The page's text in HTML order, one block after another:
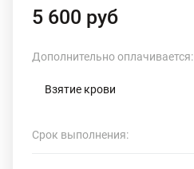
5 600 руб
Дополнительно оплачивается:
Взятие крови
Срок выполнения: